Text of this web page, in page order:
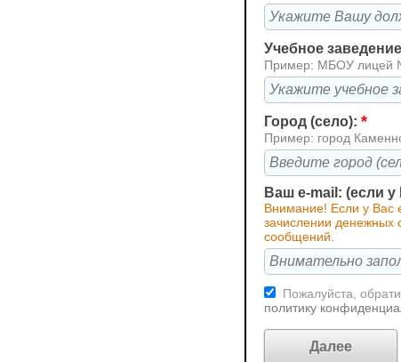
Учебное
Пример: МБОУ лицей
Город (село): *
Пример: город
Ваш e-mail: (если у
Внимание! Если у Вас
зачислении денежных
сообщений.
Пожалуйста,
политику